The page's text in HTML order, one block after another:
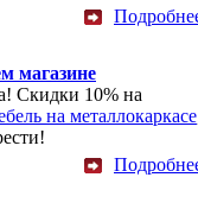
магазине
Скидки 10% на
на металлокаркасе